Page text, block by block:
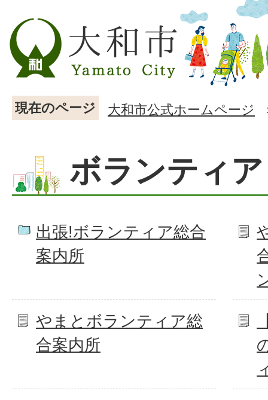
現在のページ 大和市公式ホームページ
ボランティア
出張!ボランティア総合
案内所
やまとボランティア総
合案内所